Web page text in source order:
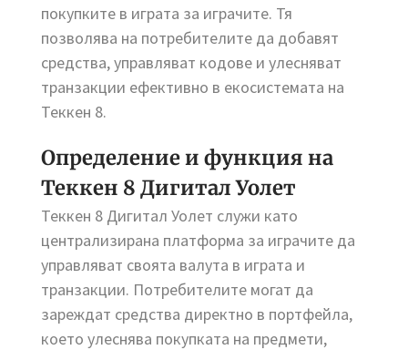
покупките в играта за играчите. Тя
позволява на потребителите да добавят
средства, управляват кодове и улесняват
транзакции ефективно в екосистемата на
Теккен 8.
Определение и функция на
Теккен 8 Дигитал Уолет
Теккен 8 Дигитал Уолет служи като
централизирана платформа за играчите да
управляват своята валута в играта и
транзакции. Потребителите могат да
зареждат средства директно в портфейла,
което улеснява покупката на предмети,